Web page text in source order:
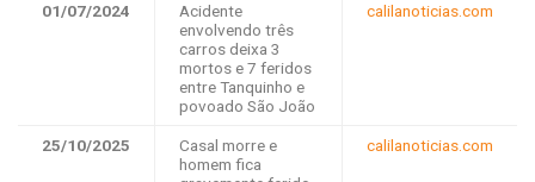
01/07/2024
Acidente
envolvendo três
carros deixa 3
mortos e 7 feridos
entre Tanquinho e
povoado São João
calilanoticias.com
25/10/2025
Casal morre e
homem fica
calilanoticias.com